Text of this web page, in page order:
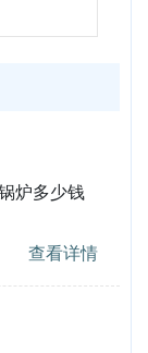
炉多少钱
查看详情